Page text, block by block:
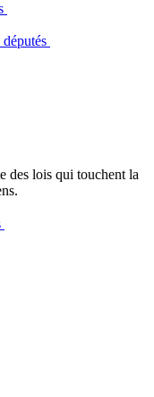
députés
des lois qui touchent la